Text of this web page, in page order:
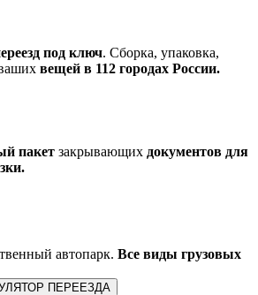
под ключ. Сборка, упаковка,
вещей в 112 городах России.
пакет закрывающих документов для
автопарк. Все виды грузовых
ПЕРЕЕЗДА